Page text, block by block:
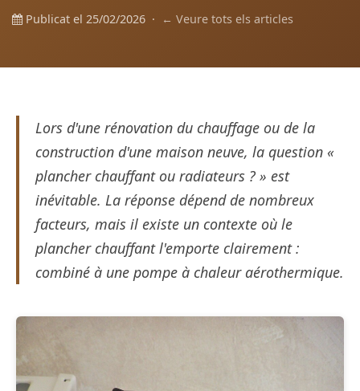
Publicat el 25/02/2026 · ← Veure tots els articles
Lors d'une rénovation du chauffage ou de la
construction d'une maison neuve, la question «
plancher chauffant ou radiateurs ? » est
inévitable. La réponse dépend de nombreux
facteurs, mais il existe un contexte où le
plancher chauffant l'emporte clairement :
combiné à une pompe à chaleur aérothermique.